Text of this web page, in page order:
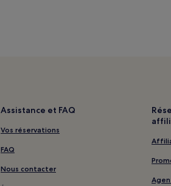
Assistance et FAQ
Vos réservations
FAQ
Nous contacter